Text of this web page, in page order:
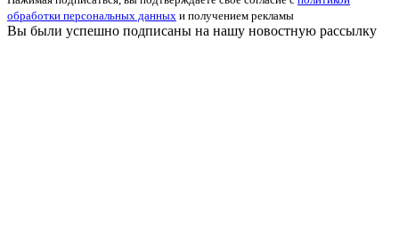
обработки персональных данных и получением рекламы
Вы были успешно подписаны на нашу новостную рассылку